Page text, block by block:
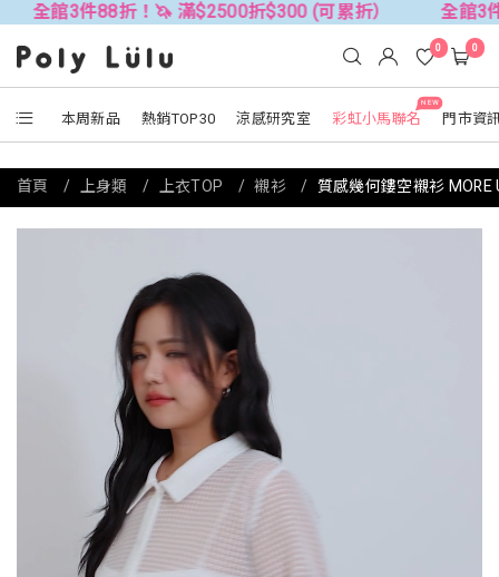
折！🦄 滿$2500折$300 (可累折） 全館3件88折！🦄
本周新品 熱銷TOP30 涼感研究室
NEW
彩虹小馬聯名 門市資
0 0
首頁 上身類 上衣TOP 襯衫 質感幾何鏤空襯衫